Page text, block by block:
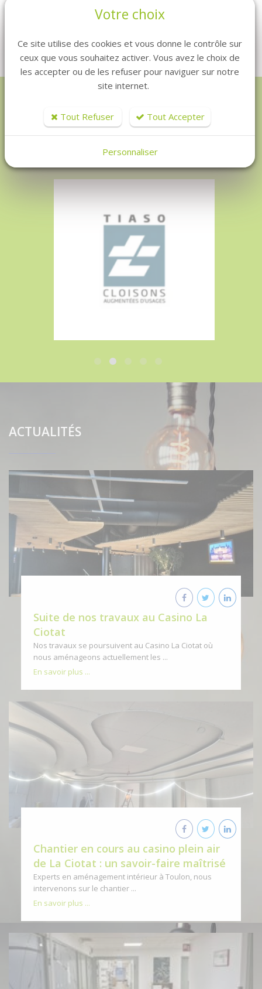
NOS PARTENAIRES
ACTUALITÉS
Suite de nos travaux au Casino La
Ciotat
Nos travaux se poursuivent au Casino La Ciotat où
nous aménageons actuellement les ...
En savoir plus ...
Chantier en cours au casino plein air
de La Ciotat : un savoir-faire maîtrisé
Experts en aménagement intérieur à Toulon, nous
intervenons sur le chantier ...
En savoir plus ...
Votre choix
Ce site utilise des cookies et vous donne le contrôle sur
ceux que vous souhaitez activer. Vous avez le choix de
les accepter ou de les refuser pour naviguer sur notre
site internet.
Tout Refuser Tout Accepter
Personnaliser